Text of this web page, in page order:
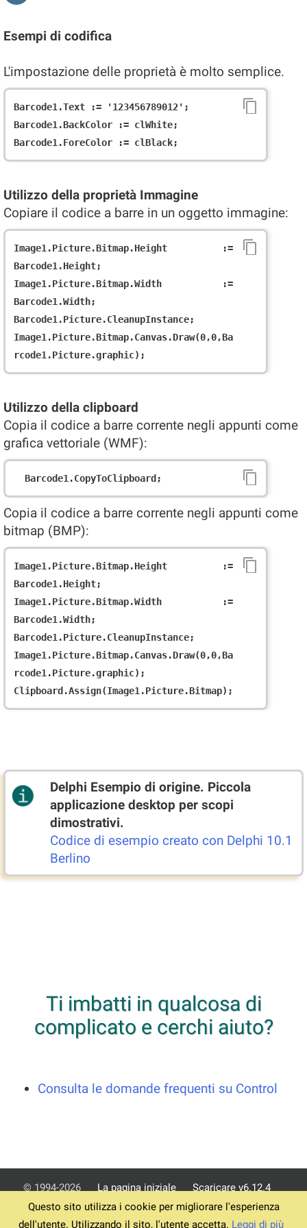
Esempi di codifica
L'impostazione delle proprietà è molto semplice.
Barcode1.Text := '123456789012';
Barcode1.BackColor := clWhite;
Utilizzo della proprietà Immagine
Copiare il codice a barre in un oggetto immagine:
Image1.Picture.Bitmap.Height :=
Barcode1.Height;
Image1.Picture.Bitmap.Width :=
Barcode1.Width;
Barcode1.Picture.CleanupInstance;
Image1.Picture.Bitmap.Canvas.Draw(0,0,Ba
Utilizzo della clipboard
Copia il codice a barre corrente negli appunti come
grafica vettoriale (WMF):
Copia il codice a barre corrente negli appunti come
bitmap (BMP):
Image1.Picture.Bitmap.Height :=
Barcode1.Height;
Image1.Picture.Bitmap.Width :=
Barcode1.Width;
Barcode1.Picture.CleanupInstance;
Image1.Picture.Bitmap.Canvas.Draw(0,0,Ba
rcode1.Picture.graphic);
Delphi Esempio di origine. Piccola
applicazione desktop per scopi
dimostrativi.
Codice di esempio creato con Delphi 10.1
Berlino
Ti imbatti in qualcosa di
complicato e cerchi aiuto?
Consulta le domande frequenti su Control
© 1994-2026 La pagina iniziale Scaricare v6.12.4
Termini Informativa sulla privacy Impronta Assistenza
Questo sito utilizza i cookie per migliorare l'esperienza
dell'utente. Utilizzando il sito, l'utente accetta. Leggi di più